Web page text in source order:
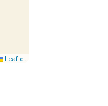
Leaflet